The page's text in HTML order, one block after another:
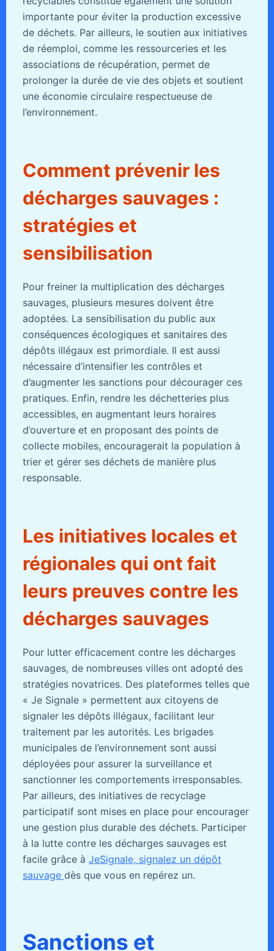
importante pour éviter la production excessive
de déchets. Par ailleurs, le soutien aux initiatives
de réemploi, comme les ressourceries et les
associations de récupération, permet de
prolonger la durée de vie des objets et soutient
une économie circulaire respectueuse de
l’environnement.
Comment prévenir les
décharges sauvages :
stratégies et
sensibilisation
Pour freiner la multiplication des décharges
sauvages, plusieurs mesures doivent être
adoptées. La sensibilisation du public aux
conséquences écologiques et sanitaires des
dépôts illégaux est primordiale. Il est aussi
nécessaire d’intensifier les contrôles et
d’augmenter les sanctions pour décourager ces
pratiques. Enfin, rendre les déchetteries plus
accessibles, en augmentant leurs horaires
d’ouverture et en proposant des points de
collecte mobiles, encouragerait la population à
trier et gérer ses déchets de manière plus
responsable.
Les initiatives locales et
régionales qui ont fait
leurs preuves contre les
décharges sauvages
Pour lutter efficacement contre les décharges
sauvages, de nombreuses villes ont adopté des
stratégies novatrices. Des plateformes telles que
« Je Signale » permettent aux citoyens de
signaler les dépôts illégaux, facilitant leur
traitement par les autorités. Les brigades
municipales de l’environnement sont aussi
déployées pour assurer la surveillance et
sanctionner les comportements irresponsables.
Par ailleurs, des initiatives de recyclage
participatif sont mises en place pour encourager
une gestion plus durable des déchets. Participer
à la lutte contre les décharges sauvages est
facile grâce à JeSignale, signalez un dépôt
sauvage dès que vous en repérez un.
Sanctions et